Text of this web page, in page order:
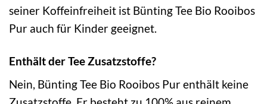
seiner Koffeinfreiheit ist Bünting Tee Bio Rooibos
Pur auch für Kinder geeignet.
Enthält der Tee Zusatzstoffe?
Nein, Bünting Tee Bio Rooibos Pur enthält keine